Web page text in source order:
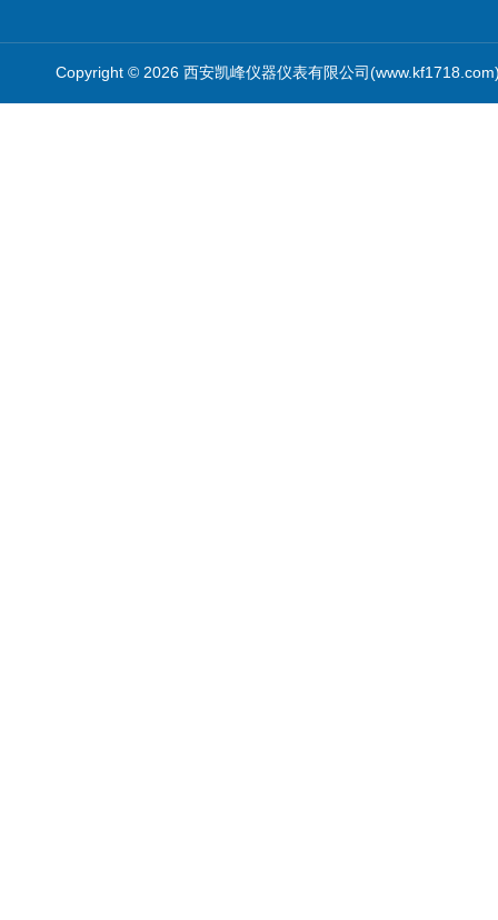
Copyright © 2026 西安凯峰仪器仪表有限公司